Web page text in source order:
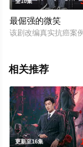
最倔强的微笑
该剧改编真实抗癌案
相关推荐
更新至16集